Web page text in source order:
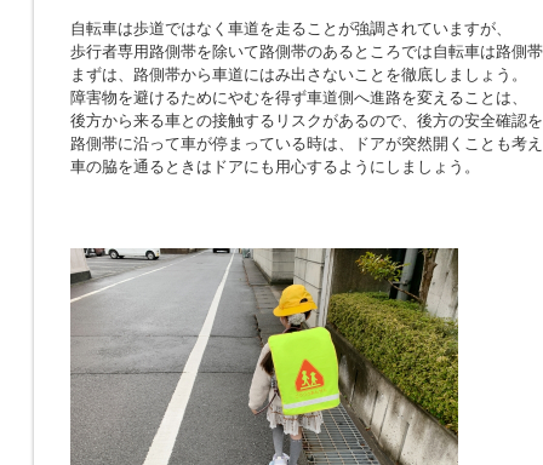
自転車は歩道ではなく車道を走ることが強調されていますが、
歩行者専用路側帯を除いて路側帯のあるところでは自転車は路側
まずは、路側帯から車道にはみ出さないことを徹底しましょう。
障害物を避けるためにやむを得ず車道側へ進路を変えることは、
後方から来る車との接触するリスクがあるので、後方の安全確認
路側帯に沿って車が停まっている時は、ドアが突然開くことも考
車の脇を通るときはドアにも用心するようにしましょう。